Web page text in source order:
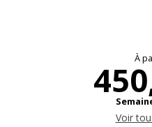
Ouverture etÀ
Voir